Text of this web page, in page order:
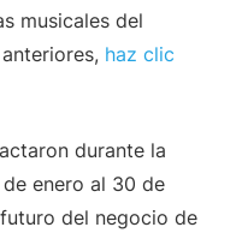
musicales del
haz clic
durante la
enero al 30 de
del negocio de